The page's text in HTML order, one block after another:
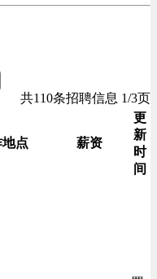
共110条招聘信息 1/3页
点 薪资
更
新
时
间